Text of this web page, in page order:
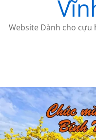
HỌC
Website Dành cho cựu